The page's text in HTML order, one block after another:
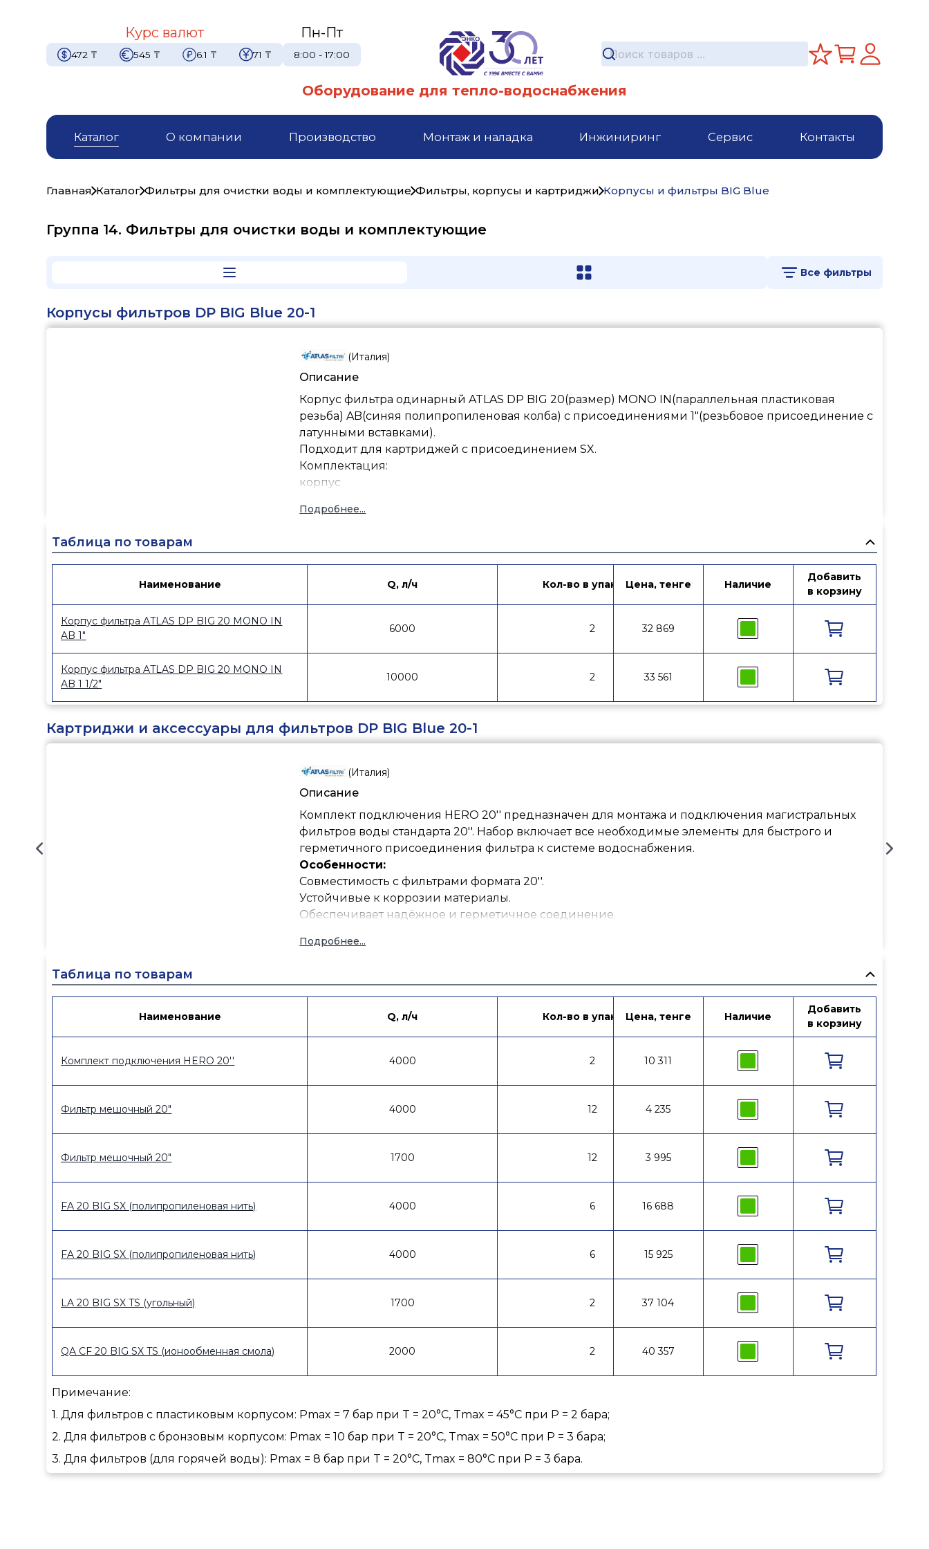
Курс валют
472 ₸ 545 ₸ 6.1 ₸ 71 ₸
Пн-Пт
8:00 - 17:00
Оборудование для тепло-водоснабжения
Каталог О компании Производство Монтаж и наладка Инжиниринг Сервис Контакты
Главная Каталог Фильтры для очистки воды и комплектующие Фильтры, корпусы и картриджи Корпусы и фильтры BIG Blue
Группа 14. Фильтры для очистки воды и комплектующие
Все фильтры
Корпусы фильтров DP BIG Blue 20-1
(Италия)
Описание
Корпус фильтра одинарный ATLAS DP BIG 20(размер) MONO IN(параллельная пластиковая
резьба) AB(синяя полипропиленовая колба) с присоединениями 1"(резьбовое присоединение с
латунными вставками).
Подходит для картриджей с присоединением SX.
Комплектация:
корпус
Подробнее...
Таблица по товарам
Наименование
Корпус фильтра ATLAS DP BIG 20 MONO IN
AB 1"
Корпус фильтра ATLAS DP BIG 20 MONO IN
AB 1 1/2"
Q, л/ч Кол-во в упаковке Артикул
6000 2
10000 2
Цена, тенге Наличие
Добавить
в корзину
32 869
33 561
Картриджи и аксессуары для фильтров DP BIG Blue 20-1
(Италия)
Описание
Комплект подключения HERO 20'' предназначен для монтажа и подключения магистральных
фильтров воды стандарта 20''. Набор включает все необходимые элементы для быстрого и
герметичного присоединения фильтра к системе водоснабжения.
Особенности:
Совместимость с фильтрами формата 20''.
Устойчивые к коррозии материалы.
Обеспечивает надёжное и герметичное соединение.
Преимущества:
Долговечность и надёжность всех соединительных элементов.
Снижение риска протечек.
Используется для подключения магистральных фильтров в системах холодного водоснабжения
Подробнее...
Таблица по товарам
Наименование
Комплект подключения HERO 20''
Фильтр мешочный 20"
Фильтр мешочный 20"
FA 20 BIG SX (полипропиленовая нить)
FA 20 BIG SX (полипропиленовая нить)
LA 20 BIG SX TS (угольный)
QA СF 20 BIG SX TS (ионообменная смола)
Q, л/ч Кол-во в упаковке Артикул
4000 2
4000 12
1700 12
4000 6
4000 6
1700 2
2000 2
Цена, тенге Наличие
Добавить
в корзину
10 311
4 235
3 995
16 688
15 925
37 104
40 357
Примечание:
1. Для фильтров с пластиковым корпусом: Pmax = 7 бар при T = 20°C, Tmax = 45°C при P = 2 бара;
2. Для фильтров с бронзовым корпусом: Pmax = 10 бар при T = 20°C, Tmax = 50°C при P = 3 бара;
3. Для фильтров (для горячей воды): Pmax = 8 бар при T = 20°C, Tmax = 80°C при P = 3 бара.